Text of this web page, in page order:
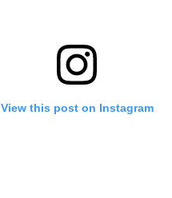
View this post on Instagram